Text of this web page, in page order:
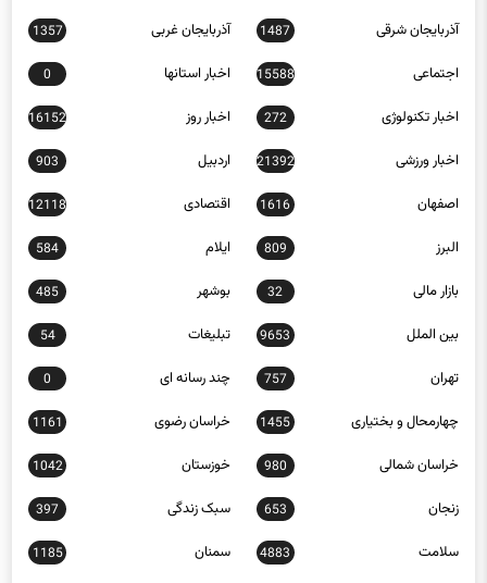
آذربایجان شرقی 1487 آذربایجان غربی 1357
اجتماعی 15588 اخبار استانها 0
اخبار تکنولوژی 272 اخبار روز 16152
اخبار ورزشی 21392 اردبیل 903
اصفهان 1616 اقتصادی 12118
البرز 809 ایلام 584
بازار مالی 32 بوشهر 485
بین الملل 9653 تبلیغات 54
تهران 757 چند رسانه ای 0
چهارمحال و بختیاری 1455 خراسان رضوی 1161
خراسان شمالی 980 خوزستان 1042
زنجان 653 سبک زندگی 397
سلامت 4883 سمنان 1185